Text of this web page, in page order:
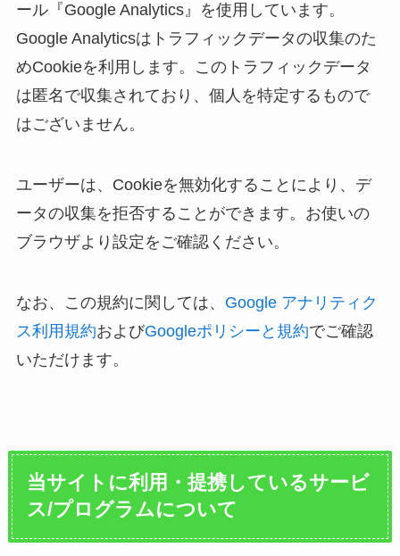
ール『Google Analytics』を使用しています。
Google Analyticsはトラフィックデータの収集のた
めCookieを利用します。このトラフィックデータ
は匿名で収集されており、個人を特定するもので
はございません。
ユーザーは、Cookieを無効化することにより、デ
ータの収集を拒否することができます。お使いの
ブラウザより設定をご確認ください。
なお、この規約に関しては、 Google アナリティク
ス利用規約およびGoogleポリシーと規約でご確認
いただけます。
当サイトに利用・提携しているサービ
ス/プログラムについて